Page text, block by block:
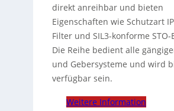
direkt anreihbar und bieten
Eigenschaften wie Schutzart
Filter und SIL3-konforme STO-
Die Reihe bedient alle
und Gebersysteme und wird
verfügbar sein.
Weitere Information